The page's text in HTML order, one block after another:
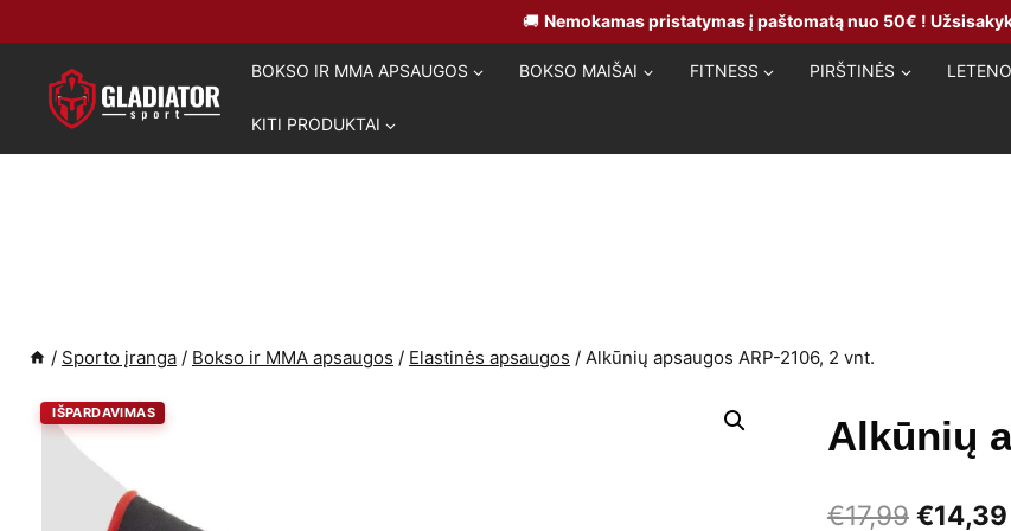
content
🚚 Nemokamas pristatymas į paštomatą nuo 50€ !
BOKSO IR MMA APSAUGOS BOKSO MAIŠAI FITNESS PIRŠTINĖS
KITI PRODUKTAI
/ Sporto įranga / Bokso ir MMA apsaugos / Elastinės apsaugos / Alkūnių apsaugos ARP-2106, 2 vnt.
Alkūnių
€17,99 Original
€14,39